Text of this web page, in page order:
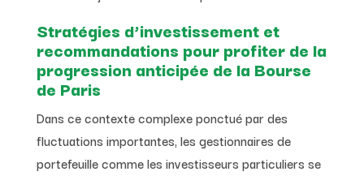
Stratégies d’investissement et
recommandations pour profiter de la
progression anticipée de la Bourse
de Paris
Dans ce contexte complexe ponctué par des
fluctuations importantes, les gestionnaires de
portefeuille comme les investisseurs particuliers se